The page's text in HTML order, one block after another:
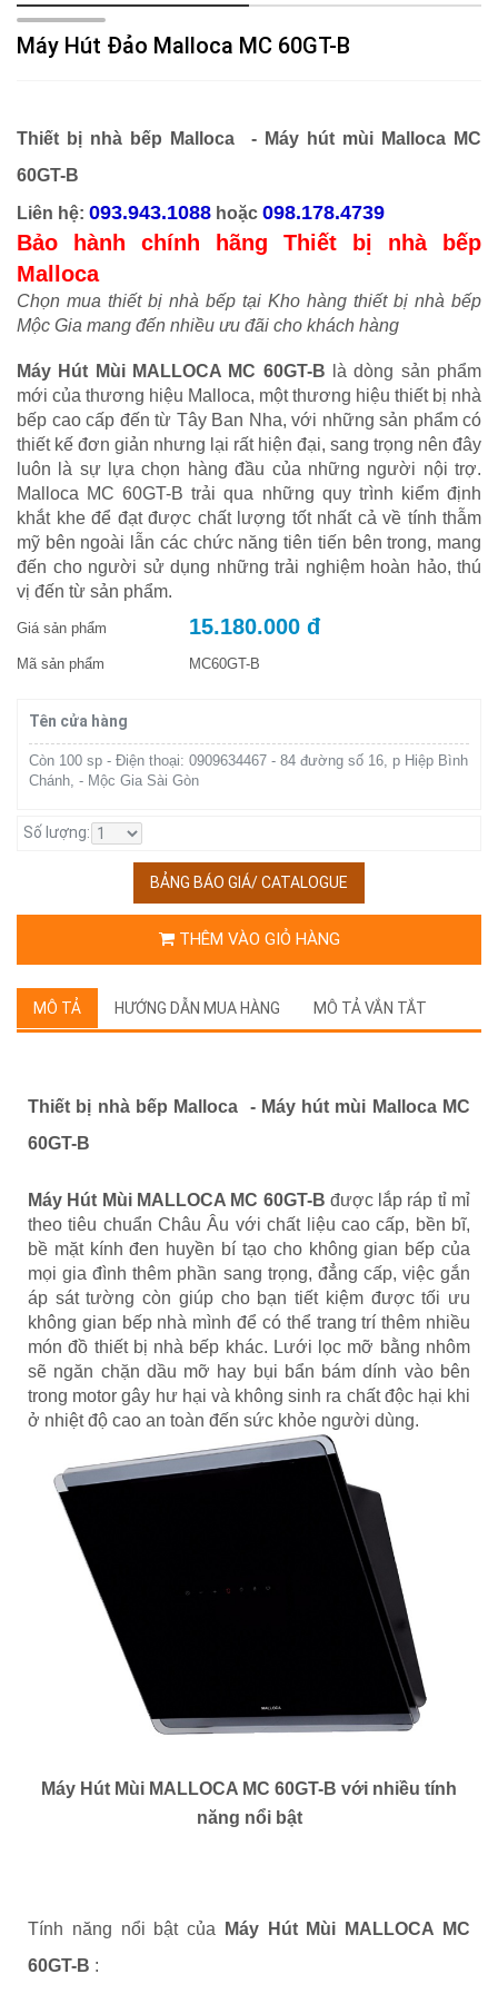
Máy Hút Đảo Malloca MC 60GT-B
Thiết bị nhà bếp Malloca - Máy hút mùi Malloca MC
60GT-B
Liên hệ: 093.943.1088 hoặc 098.178.4739
Bảo hành chính hãng Thiết bị nhà bếp
Malloca
Chọn mua thiết bị nhà bếp tại Kho hàng thiết bị nhà bếp
Mộc Gia mang đến nhiều ưu đãi cho khách hàng
Máy Hút Mùi MALLOCA MC 60GT-B là dòng sản phẩm
mới của thương hiệu Malloca, một thương hiệu thiết bị nhà
bếp cao cấp đến từ Tây Ban Nha, với những sản phẩm có
thiết kế đơn giản nhưng lại rất hiện đại, sang trọng nên đây
luôn là sự lựa chọn hàng đầu của những người nội trợ.
Malloca MC 60GT-B trải qua những quy trình kiểm định
khắt khe để đạt được chất lượng tốt nhất cả về tính thẫm
mỹ bên ngoài lẫn các chức năng tiên tiến bên trong, mang
đến cho người sử dụng những trải nghiệm hoàn hảo, thú
vị đến từ sản phẩm.
Giá sản phẩm 15.180.000 đ
Mã sản phẩm MC60GT-B
Tên cửa hàng
Còn 100 sp - Điện thoại: 0909634467 - 84 đường số 16, p Hiệp Bình
Chánh, - Mộc Gia Sài Gòn
Số lượng:
BẢNG BÁO GIÁ/ CATALOGUE
THÊM VÀO GIỎ HÀNG
MÔ TẢ HƯỚNG DẪN MUA HÀNG MÔ TẢ VẮN TẮT
Thiết bị nhà bếp Malloca - Máy hút mùi Malloca MC
60GT-B
Máy Hút Mùi MALLOCA MC 60GT-B được lắp ráp tỉ mỉ
theo tiêu chuẩn Châu Âu với chất liệu cao cấp, bền bĩ,
bề mặt kính đen huyền bí tạo cho không gian bếp của
mọi gia đình thêm phần sang trọng, đẳng cấp, việc gắn
áp sát tường còn giúp cho bạn tiết kiệm được tối ưu
không gian bếp nhà mình để có thể trang trí thêm nhiều
món đồ thiết bị nhà bếp khác. Lưới lọc mỡ bằng nhôm
sẽ ngăn chặn dầu mỡ hay bụi bẩn bám dính vào bên
trong motor gây hư hại và không sinh ra chất độc hại khi
ở nhiệt độ cao an toàn đến sức khỏe người dùng.
Máy Hút Mùi MALLOCA MC 60GT-B với nhiều tính
năng nổi bật
Tính năng nổi bật của
Máy Hút Mùi MALLOCA MC
60GT-B :